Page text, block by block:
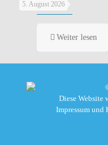
5. August 2026
Weiter lesen
Diese Website
Impressum und